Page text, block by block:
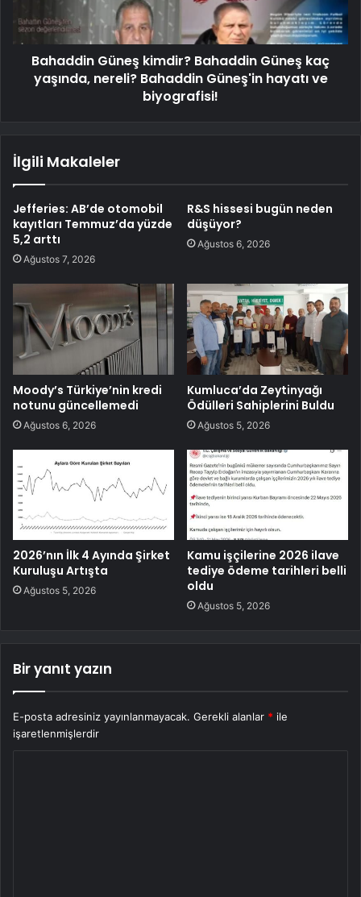
Bahaddin Güneş kimdir? Bahaddin Güneş kaç
yaşında, nereli? Bahaddin Güneş'in hayatı ve
biyografisi!
İlgili Makaleler
Jefferies: AB’de otomobil
kayıtları Temmuz’da yüzde
5,2 arttı
Ağustos 7, 2026
R&S hissesi bugün neden
düşüyor?
Ağustos 6, 2026
Moody’s Türkiye’nin kredi
notunu güncellemedi
Ağustos 6, 2026
Kumluca’da Zeytinyağı
Ödülleri Sahiplerini Buldu
Ağustos 5, 2026
2026’nın İlk 4 Ayında Şirket
Kuruluşu Artışta
Ağustos 5, 2026
Kamu işçilerine 2026 ilave
tediye ödeme tarihleri belli
oldu
Ağustos 5, 2026
Bir yanıt yazın
E-posta adresiniz yayınlanmayacak. Gerekli alanlar * ile
işaretlenmişlerdir